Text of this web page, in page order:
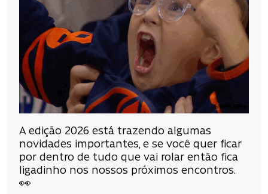
A edição 2026 está trazendo algumas
novidades importantes, e se você quer ficar
por dentro de tudo que vai rolar então fica
ligadinho nos nossos próximos encontros.
👀